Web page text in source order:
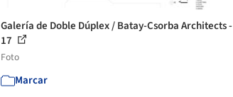
Galería de Doble Dúplex / Batay-Csorba Architects -
17
Foto
Marcar